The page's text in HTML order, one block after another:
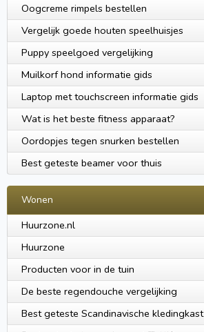
Oogcreme rimpels bestellen
Vergelijk goede houten speelhuisjes
Puppy speelgoed vergelijking
Muilkorf hond informatie gids
Laptop met touchscreen informatie gids
Wat is het beste fitness apparaat?
Oordopjes tegen snurken bestellen
Best geteste beamer voor thuis
Wonen
Huurzone.nl
Huurzone
Producten voor in de tuin
De beste regendouche vergelijking
Best geteste Scandinavische kledingkast